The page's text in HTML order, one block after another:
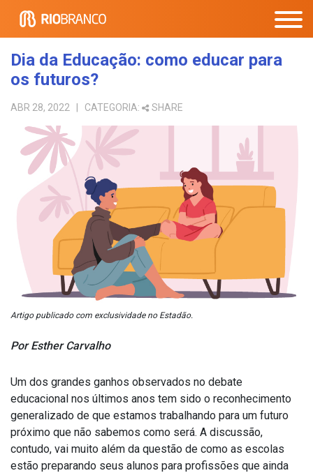
Dia da Educação: como educar para
os futuros?
ABR 28, 2022 | CATEGORIA: SHARE
Artigo publicado com exclusividade no Estadão.
Por Esther Carvalho
Um dos grandes ganhos observados no debate
educacional nos últimos anos tem sido o reconhecimento
generalizado de que estamos trabalhando para um futuro
próximo que não sabemos como será. A discussão,
contudo, vai muito além da questão de como as escolas
estão preparando seus alunos para profissões que ainda